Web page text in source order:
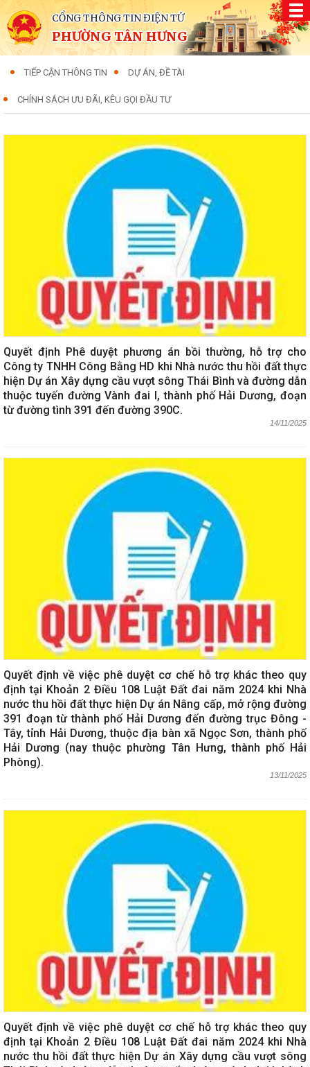
CỔNG THÔNG TIN ĐIỆN TỬ
PHƯỜNG TÂN HƯNG
TIẾP CẬN THÔNG TIN DỰ ÁN, ĐỀ TÀI
CHÍNH SÁCH ƯU ĐÃI, KÊU GỌI ĐẦU TƯ
Quyết định Phê duyệt phương án bồi thường, hỗ trợ cho
Công ty TNHH Công Bằng HD khi Nhà nước thu hồi đất thực
hiện Dự án Xây dựng cầu vượt sông Thái Bình và đường dẫn
thuộc tuyến đường Vành đai I, thành phố Hải Dương, đoạn
từ đường tình 391 đến đường 390C.
14/11/2025
Quyết định về việc phê duyệt cơ chế hỗ trợ khác theo quy
định tại Khoản 2 Điều 108 Luật Đất đai năm 2024 khi Nhà
nước thu hồi đất thực hiện Dự án Nâng cấp, mở rộng đường
391 đoạn từ thành phố Hải Dương đến đường trục Đông -
Tây, tỉnh Hải Dương, thuộc địa bàn xã Ngọc Sơn, thành phố
Hải Dương (nay thuộc phường Tân Hưng, thành phố Hải
Phòng).
13/11/2025
Quyết định về việc phê duyệt cơ chế hỗ trợ khác theo quy
định tại Khoản 2 Điều 108 Luật Đất đai năm 2024 khi Nhà
nước thu hồi đất thực hiện Dự án Xây dựng cầu vượt sông